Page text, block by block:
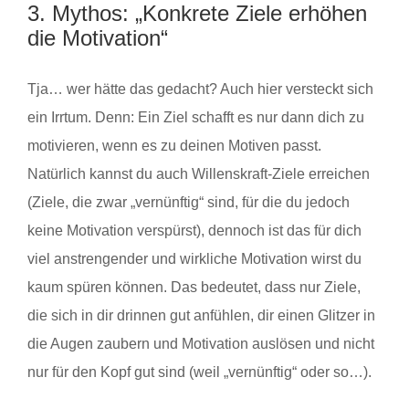
3. Mythos: „Konkrete Ziele erhöhen
die Motivation“
Tja… wer hätte das gedacht? Auch hier versteckt sich
ein Irrtum. Denn: Ein Ziel schafft es nur dann dich zu
motivieren, wenn es zu deinen Motiven passt.
Natürlich kannst du auch Willenskraft-Ziele erreichen
(Ziele, die zwar „vernünftig“ sind, für die du jedoch
keine Motivation verspürst), dennoch ist das für dich
viel anstrengender und wirkliche Motivation wirst du
kaum spüren können. Das bedeutet, dass nur Ziele,
die sich in dir drinnen gut anfühlen, dir einen Glitzer in
die Augen zaubern und Motivation auslösen und nicht
nur für den Kopf gut sind (weil „vernünftig“ oder so…).